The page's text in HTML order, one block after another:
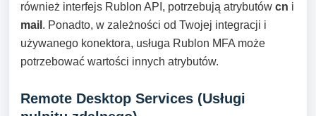
również interfejs Rublon API, potrzebują atrybutów cn i
mail . Ponadto, w zależności od Twojej integracji i
używanego konektora, usługa Rublon MFA może
potrzebować wartości innych atrybutów.
Remote Desktop Services (Usługi